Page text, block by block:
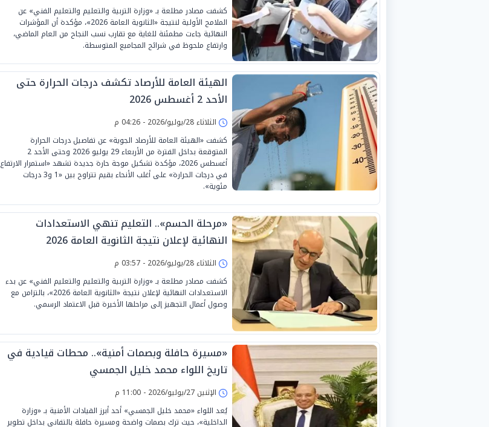
كشفت مصادر مطلعة بـ «وزارة التربية والتعليم والتعليم الفني» عن
الملامح الأولية لنتيجة «الثانوية العامة 2026»، مؤكدة أن المؤشرات
النهائية جاءت مطمئنة للغاية مع تقارب نسب النجاح من العام الماضي،
وارتفاع ملحوظ في شرائح المجاميع المتوسطة.
الهيئة العامة للأرصاد تكشف درجات الحرارة حتى
الأحد 2 أغسطس 2026
الثلاثاء 28/يوليو/2026 - 04:26 م
كشفت «الهيئة العامة للأرصاد الجوية» عن تفاصيل درجات الحرارة
المتوقعة بداخل الفترة من الأربعاء 29 يوليو 2026 وحتى الأحد 2
أغسطس 2026، مؤكدة تشكيل موجة حارة جديدة تشهد «استمرار الارتفاع
في درجات الحرارة» على أغلب الأنحاء بقيم تتراوح بين «1 و3 درجات
مئوية».
«مرحلة الحسم».. التعليم تنهي الاستعدادات
النهائية لإعلان نتيجة الثانوية العامة 2026
الثلاثاء 28/يوليو/2026 - 03:57 م
كشفت مصادر مطلعة بـ «وزارة التربية والتعليم والتعليم الفني» عن بدء
الاستعدادات النهائية لإعلان نتيجة «الثانوية العامة 2026»، بالتزامن مع
وصول أعمال التجهيز إلى مراحلها الأخيرة قبل الاعتماد الرسمي.
«مسيرة حافلة وبصمات أمنية».. محطات قيادية في
تاريخ اللواء محمد خليل الجمسي
الإثنين 27/يوليو/2026 - 11:00 م
يُعد اللواء «محمد خليل الجمسي» أحد أبرز القيادات الأمنية بـ «وزارة
الداخلية»، حيث ترك بصمات واضحة ومسيرة حافلة بالتفاني بداخل تطوير